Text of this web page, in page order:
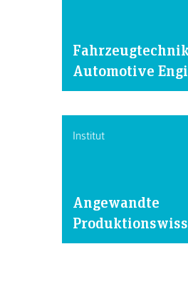
Automotive
Institut
Angewandte